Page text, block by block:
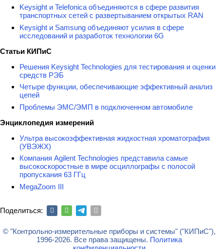
Keysight и Telefonica объединяются в сфере развития
транспортных сетей с развертыванием открытых RAN
Keysight и Samsung объединяют усилия в сфере
исследований и разработок технологии 6G
Статьи КИПиС
Решения Keysight Technologies для тестирования и оценки
средств РЭБ
Четыре функции, обеспечивающие эффективный анализ
цепей
Проблемы ЭМС/ЭМП в подключенном автомобиле
Энциклопедия измерений
Ультра высокоэффективная жидкостная хроматография
(УВЭЖХ)
Компания Agilent Technologies представила самые
высокоскоростные в мире осциллографы с полосой
пропускания 63 ГГц
MegaZoom III
Поделиться:
© "Контрольно-измерительные приборы и системы" ("КИПиС"),
1996-2026. Все права защищены. Политика